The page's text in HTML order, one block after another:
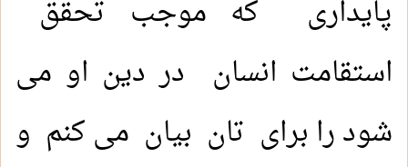
پایداری که موجب تحقق
استقامت انسان در دین او می
شود را برای تان بیان می کنم و